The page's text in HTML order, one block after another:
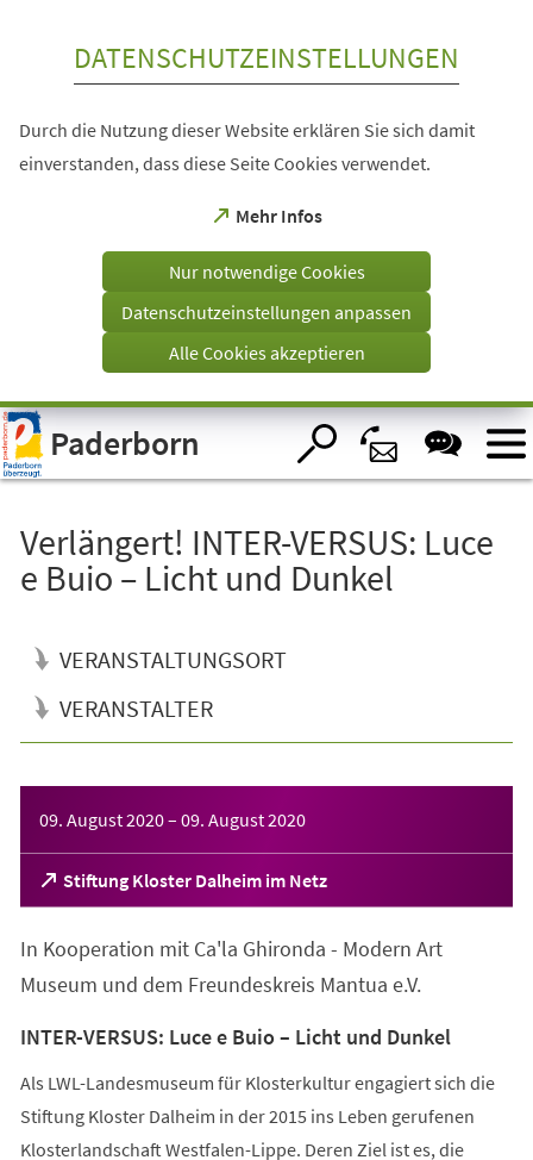
Visuelle
Assistenzsoftware
öffnen.
DATENSCHUTZEINSTELLUNGEN
Durch die Nutzung dieser Website erklären Sie sich damit
einverstanden, dass diese Seite Cookies verwendet.
Mehr Infos
(Öffnet
einem
Tab)
Nur notwendige Cookies
Datenschutzeinstellungen anpassen
Alle Cookies akzeptieren
Paderborn
Verlängert! INTER-VERSUS: Luce
e Buio – Licht und Dunkel
VERANSTALTUNGSORT
VERANSTALTER
09. August 2020– 09. August 2020
Stiftung Kloster Dalheim im Netz
(Öffnet
in
neuen
In Kooperation mit Ca'la Ghironda - Modern Art
Museum und dem Freundeskreis Mantua e.V.
INTER-VERSUS: Luce e Buio – Licht und Dunkel
Als LWL-Landesmuseum für Klosterkultur engagiert sich die
Stiftung Kloster Dalheim in der 2015 ins Leben gerufenen
Klosterlandschaft Westfalen-Lippe. Deren Ziel ist es, die